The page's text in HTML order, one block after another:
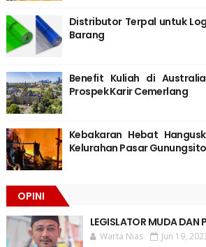
Distributor Terpal untuk
Barang
Benefit Kuliah di
Prospek Karir Cemerlang
Kebakaran Hebat
Kelurahan Pasar
OPINI
LEGISLATOR MUDA DAN
Warta Nias Jun 19,